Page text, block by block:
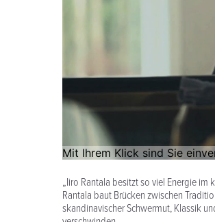
„Iiro Rantala besitzt so viel Energie
Rantala baut Brücken zwischen
skandinavischer Schwermut, Klassik